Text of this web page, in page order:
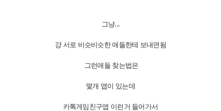
그냥...
걍 서로 비슷비슷한 애들한테 보내면됨
그런애들 찾는법은
몇개 앱이 있는데
카톡게임친구앱 이런거 들어가서